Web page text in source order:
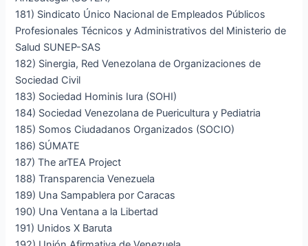
181) Sindicato Único Nacional de Empleados Públicos
Profesionales Técnicos y Administrativos del Ministerio de
Salud SUNEP-SAS
182) Sinergia, Red Venezolana de Organizaciones de
Sociedad Civil
183) Sociedad Hominis Iura (SOHI)
184) Sociedad Venezolana de Puericultura y Pediatria
185) Somos Ciudadanos Organizados (SOCIO)
186) SÚMATE
187) The arTEA Project
188) Transparencia Venezuela
189) Una Sampablera por Caracas
190) Una Ventana a la Libertad
191) Unidos X Baruta